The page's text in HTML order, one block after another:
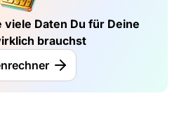
viele Daten Du für Deine
brauchst